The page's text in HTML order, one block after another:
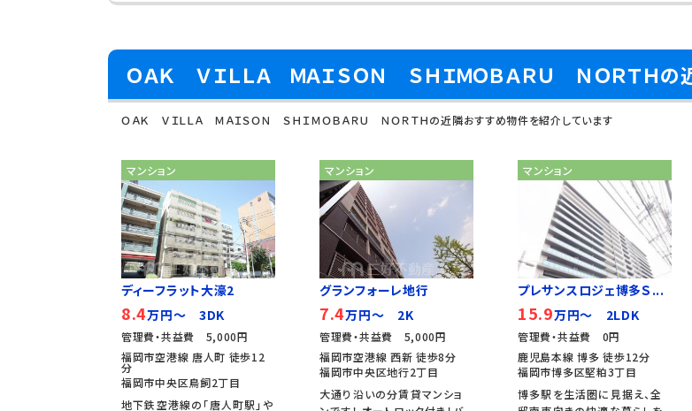
ＯＡＫ ＶＩＬＬＡ ＭＡＩＳＯＮ ＳＨＩＭＯＢＡＲＵ ＮＯＲＴＨ
ＯＡＫ ＶＩＬＬＡ ＭＡＩＳＯＮ ＳＨＩＭＯＢＡＲＵ ＮＯＲＴＨの近隣おすすめ物件を紹介しています
マンション
ディーフラット大濠2
8.4万円～ 3DK
管理費・共益費 5,000円
福岡市空港線 唐人町 徒歩12
分
福岡市中央区鳥飼2丁目
地下鉄空港線の「唐人町駅」や
マンション
グランフォーレ地行
7.4万円～ 2K
管理費・共益費 5,000円
福岡市空港線 西新 徒歩8分
福岡市中央区地行2丁目
大通り沿いの分賃貸マンショ
マンション
プレサンスロジェ博多Ｓ...
15.9万円～ 2LDK
管理費・共益費 0円
鹿児島本線 博多 徒歩12分
福岡市博多区堅粕3丁目
博多駅を生活圏に見据え、全